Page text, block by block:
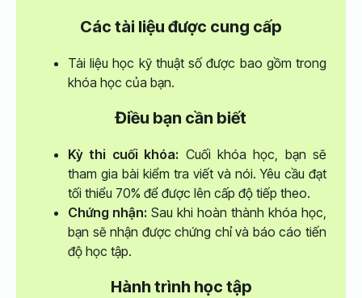
Các tài liệu được cung cấp
Tài liệu học kỹ thuật số được bao gồm trong
khóa học của bạn.
Điều bạn cần biết
Kỳ thi cuối khóa: Cuối khóa học, bạn sẽ
tham gia bài kiểm tra viết và nói. Yêu cầu đạt
tối thiểu 70% để được lên cấp độ tiếp theo.
Chứng nhận: Sau khi hoàn thành khóa học,
bạn sẽ nhận được chứng chỉ và báo cáo tiến
độ học tập.
Hành trình học tập